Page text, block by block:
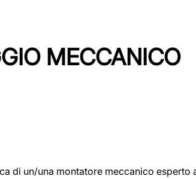
MECCANICO
di un/una montatore meccanico